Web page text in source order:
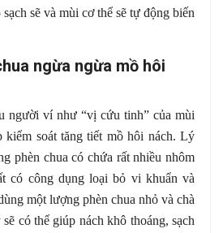
sẽ và mùi cơ thể sẽ tự động biến
ngừa ngừa mồ hôi
người ví như “vị cứu tinh” của mùi
kiểm soát tăng tiết mồ hôi nách. Lý
phèn chua có chứa rất nhiều nhôm
có công dụng loại bỏ vi khuẩn và
một lượng phèn chua nhỏ và chà
có thể giúp nách khô thoáng, sạch